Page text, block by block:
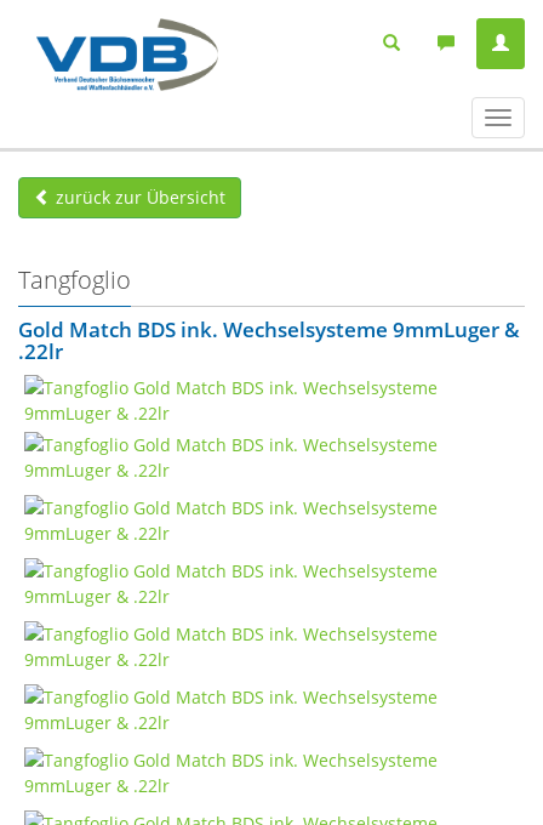
ein-/
zurück zur Übersicht
Tangfoglio
Gold Match BDS ink. Wechselsysteme 9mmLuger &
.22lr